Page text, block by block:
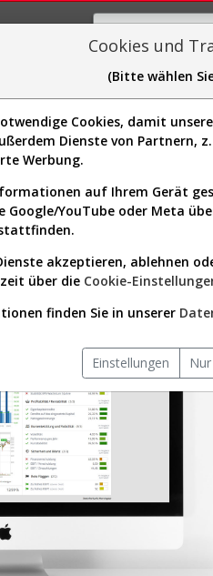
Sector-Spider
ist nur
Cookies und
(Bitte wählen
Cookies, damit
Dienste von Partnern,
Werbung.
auf Ihrem Gerät
Google/YouTube oder Meta
stattfinden.
akzeptieren, ablehnen
über die Cookie-
finden Sie in unserer
Einstellungen